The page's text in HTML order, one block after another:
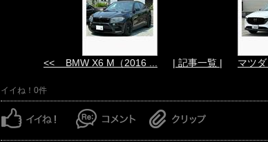
<< BMW X6 M（2016 ... | 記事一覧 | マツ
イイね！0件